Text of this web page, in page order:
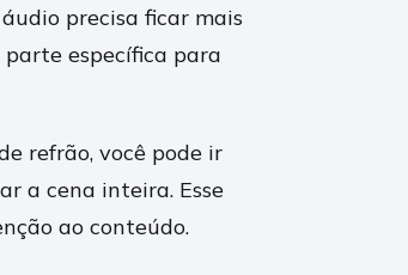
precisa ficar mais
específica para
refrão, você pode ir
a cena inteira. Esse
ao conteúdo.